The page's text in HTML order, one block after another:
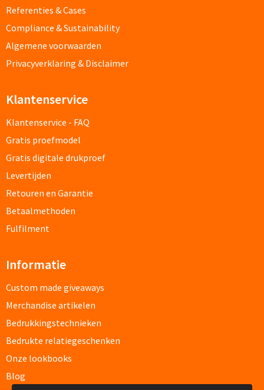
Bureau onderleggers bedrukken
Bureaulampen bedrukken
Papier- & Memohouders bedrukken
Pennenhouders bedrukken
Overige bureau artikelen
Paraplu's & Poncho's
Handmatige paraplu's bedrukken
Automatische paraplu's bedrukken
Stormparaplu's bedrukken
Referenties & Cases
Compliance & Sustainability
Algemene voorwaarden
Privacyverklaring & Disclaimer
Klantenservice
Klantenservice - FAQ
Gratis proefmodel
Gratis digitale drukproef
Levertijden
Retouren en Garantie
Betaalmethoden
Fulfilment
Informatie
Custom made giveaways
Merchandise artikelen
Bedrukkingstechnieken
Bedrukte relatiegeschenken
Onze lookbooks
Blog